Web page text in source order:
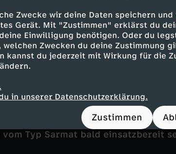
Zwecke wir deine Daten speichern
Gerät. Mit "Zustimmen" erklärst du
Einwilligung benötigen. Oder du
Zwecken du deine Zustimmung
kannst du jederzeit mit Wirkung für die
in unserer Datenschutzerklärung.
Zustimmen
traf sich der russischePräsident
In einer Rede
müsse die Kritik an der
den Krieg gegen die
Teilmobilmachung habe gewisse
trotz westlicher
werde heute praktisch das ganze
Nato eingesetzt, behauptete
mit Atomsprengköpfen bestückbare
Typ Sarmat bald einsatzbereit